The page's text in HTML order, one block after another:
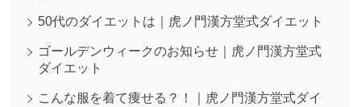
50代のダイエットは｜虎ノ門漢方堂式ダイエット
ゴールデンウィークのお知らせ｜虎ノ門漢方堂式
ダイエット
こんな服を着て痩せる？！｜虎ノ門漢方堂式ダイ